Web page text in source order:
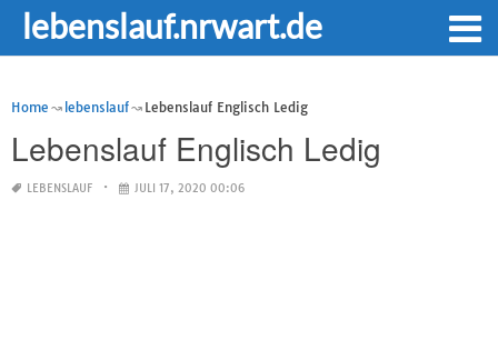
lebenslauf.nrwart.de
Home lebenslauf Lebenslauf Englisch Ledig
Lebenslauf Englisch Ledig
LEBENSLAUF JULI 17, 2020 00:06